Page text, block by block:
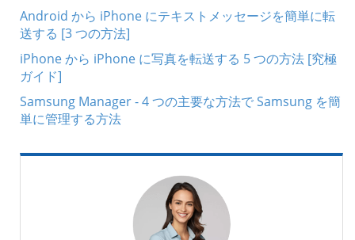
Android から iPhone にテキストメッセージを簡単に転
送する [3 つの方法]
iPhone から iPhone に写真を転送する 5 つの方法 [究極
ガイド]
Samsung Manager - 4 つの主要な方法で Samsung を簡
単に管理する方法